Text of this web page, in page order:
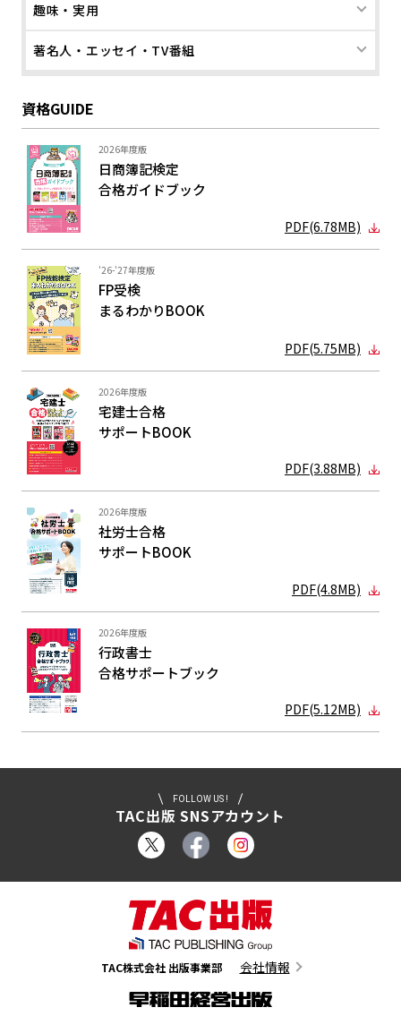
趣味・実用
著名人・エッセイ・TV番組
資格GUIDE
2026年度版
日商簿記検定
合格ガイドブック
PDF(6.78MB)
'26-'27年度版
FP受検
まるわかりBOOK
PDF(5.75MB)
2026年度版
宅建士合格
サポートBOOK
PDF(3.88MB)
2026年度版
社労士合格
サポートBOOK
PDF(4.8MB)
2026年度版
行政書士
合格サポートブック
PDF(5.12MB)
FOLLOW US !
TAC出版 SNSアカウント
TAC株式会社 出版事業部 会社情報